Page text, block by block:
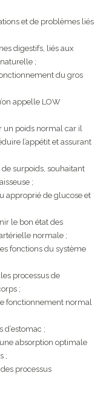
et de problèmes liés
digestifs, liés aux
;
du gros
appelle LOW
un poids normal car il
l’appétit et assurant
surpoids, souhaitant
;
approprié de glucose et
le bon état des
normale ;
fonctions du système
processus de
;
fonctionnement normal
d’estomac ;
absorption optimale
;
processus